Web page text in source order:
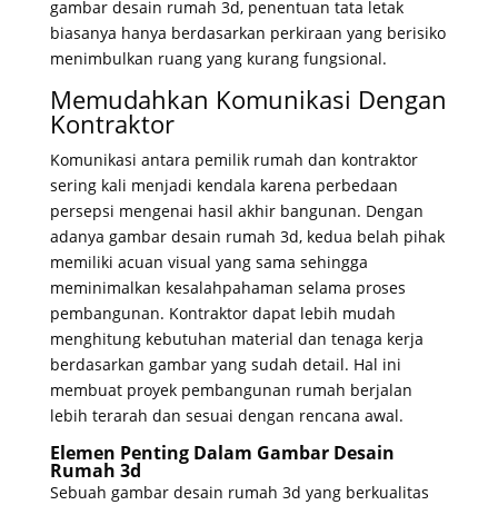
gambar desain rumah 3d, penentuan tata letak
biasanya hanya berdasarkan perkiraan yang berisiko
menimbulkan ruang yang kurang fungsional.
Memudahkan Komunikasi Dengan
Kontraktor
Komunikasi antara pemilik rumah dan kontraktor
sering kali menjadi kendala karena perbedaan
persepsi mengenai hasil akhir bangunan. Dengan
adanya gambar desain rumah 3d, kedua belah pihak
memiliki acuan visual yang sama sehingga
meminimalkan kesalahpahaman selama proses
pembangunan. Kontraktor dapat lebih mudah
menghitung kebutuhan material dan tenaga kerja
berdasarkan gambar yang sudah detail. Hal ini
membuat proyek pembangunan rumah berjalan
lebih terarah dan sesuai dengan rencana awal.
Elemen Penting Dalam Gambar Desain
Rumah 3d
Sebuah gambar desain rumah 3d yang berkualitas